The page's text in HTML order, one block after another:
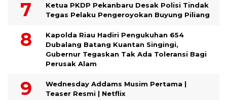
Ketua PKDP Pekanbaru Desak Polisi Tindak
Tegas Pelaku Pengeroyokan Buyung Piliang
Kapolda Riau Hadiri Pengukuhan 654
Dubalang Batang Kuantan Singingi,
Gubernur Tegaskan Tak Ada Toleransi Bagi
Perusak Alam
Wednesday Addams Musim Pertama |
Teaser Resmi | Netflix